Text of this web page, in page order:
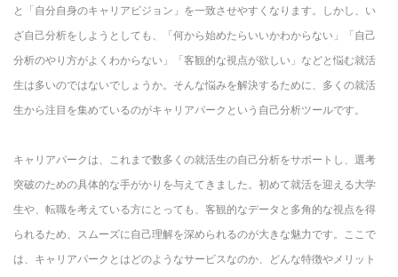
と「自分自身のキャリアビジョン」を一致させやすくなります。しかし、い
ざ自己分析をしようとしても、「何から始めたらいいかわからない」「自己
分析のやり方がよくわからない」「客観的な視点が欲しい」などと悩む就活
生は多いのではないでしょうか。そんな悩みを解決するために、多くの就活
生から注目を集めているのがキャリアパークという自己分析ツールです。
キャリアパークは、これまで数多くの就活生の自己分析をサポートし、選考
突破のための具体的な手がかりを与えてきました。初めて就活を迎える大学
生や、転職を考えている方にとっても、客観的なデータと多角的な視点を得
られるため、スムーズに自己理解を深められるのが大きな魅力です。ここで
は、キャリアパークとはどのようなサービスなのか、どんな特徴やメリット